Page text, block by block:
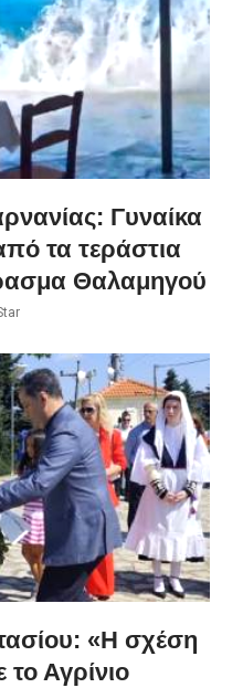
Γυναίκα
τα τεράστια
Θαλαμηγού
«Η σχέση
Αγρίνιο